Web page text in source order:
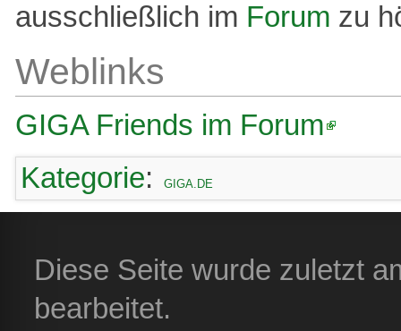
ausschließlich im Forum zu
Weblinks
GIGA Friends im Forum
Kategorie: GIGA.DE
Diese Seite wurde zuletzt
bearbeitet.